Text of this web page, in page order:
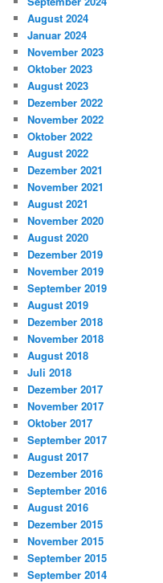
August 2024
Januar 2024
November 2023
Oktober 2023
August 2023
Dezember 2022
November 2022
Oktober 2022
August 2022
Dezember 2021
November 2021
August 2021
November 2020
August 2020
Dezember 2019
November 2019
September 2019
August 2019
Dezember 2018
November 2018
August 2018
Juli 2018
Dezember 2017
November 2017
Oktober 2017
September 2017
August 2017
Dezember 2016
September 2016
August 2016
Dezember 2015
November 2015
September 2015
September 2014